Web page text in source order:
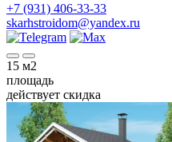
+7 (931) 406-33-33
skarhstroidom@yandex.ru
15 м2
площадь
действует скидка